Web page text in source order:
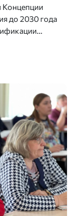
Концепции
до 2030 года